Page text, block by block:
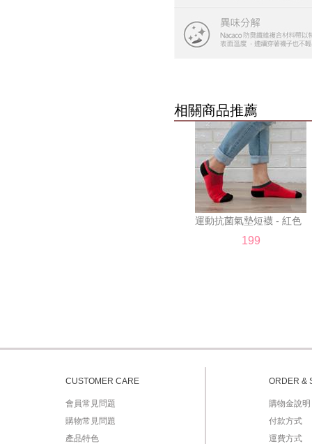
相關商品推薦
運動抗菌氣墊短襪 - 紅色
199
CUSTOMER CARE
會員常見問題
購物常見問題
產品特色
ORDER &
購物金說明
付款方式
運費方式